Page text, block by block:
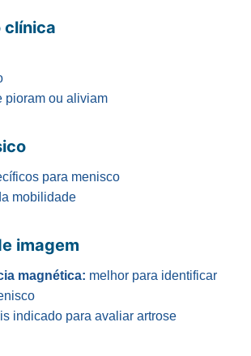
clínica
pioram ou aliviam
para menisco
mobilidade
imagem
magnética: melhor para identificar
indicado para avaliar artrose